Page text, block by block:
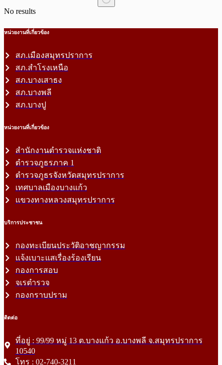
No results
หน่วยงานที่เกี่ยวข้อง
สภ.เมืองสมุทรปราการ
สภ.สำโรงเหนือ
สภ.บางเสาธง
สภ.บางพลี
สภ.บางปู
หน่วยงานที่เกี่ยวข้อง
สำนักงานตำรวจแห่งชาติ
ตำรวจภูธรภาค 1
ตำรวจภูธรจังหวัดสมุทรปราการ
เทศบาลเมืองบางแก้ว
แขวงทางหลวงสมุทรปราการ
บริการประชาชน
กองทะเบียนประวัติอาชญากรรม
แจ้งเบาะแสเรื่องร้องเรียน
กองการสอบ
จเรตำรวจ
กองกราบปราม
ติดต่อ
ที่อยู่ : 99/99 หมู่ 13 ต.บางแก้ว อ.บางพลี จ.สมุทรปราการ
10540
โทร : 02-740-3211